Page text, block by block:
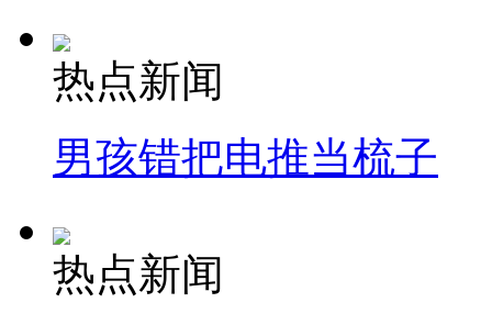
热点新闻
男孩错把电推当梳子
热点新闻